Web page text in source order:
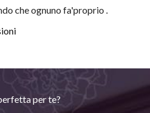
che ognuno fa'proprio .
per te?